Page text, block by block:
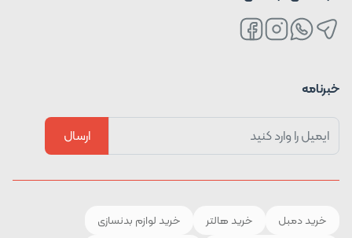
خبرنامه
ارسال
خرید دمبل خرید هالتر
خرید لوازم بدنسازی